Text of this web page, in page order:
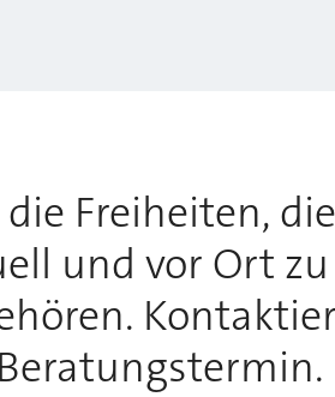
Freiheiten,
und vor Ort